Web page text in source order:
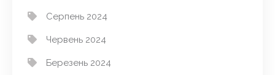
Серпень 2024
Червень 2024
Березень 2024